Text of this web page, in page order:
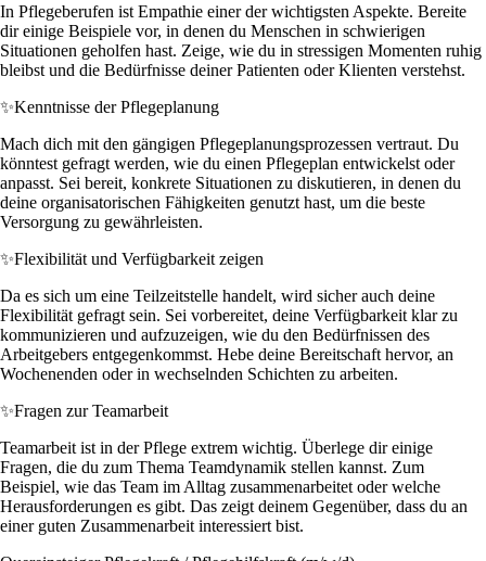
In Pflegeberufen ist Empathie einer der wichtigsten Aspekte. Bereite
dir einige Beispiele vor, in denen du Menschen in schwierigen
Situationen geholfen hast. Zeige, wie du in stressigen Momenten ruhig
bleibst und die Bedürfnisse deiner Patienten oder Klienten verstehst.
✨Kenntnisse der Pflegeplanung
Mach dich mit den gängigen Pflegeplanungsprozessen vertraut. Du
könntest gefragt werden, wie du einen Pflegeplan entwickelst oder
anpasst. Sei bereit, konkrete Situationen zu diskutieren, in denen du
deine organisatorischen Fähigkeiten genutzt hast, um die beste
Versorgung zu gewährleisten.
✨Flexibilität und Verfügbarkeit zeigen
Da es sich um eine Teilzeitstelle handelt, wird sicher auch deine
Flexibilität gefragt sein. Sei vorbereitet, deine Verfügbarkeit klar zu
kommunizieren und aufzuzeigen, wie du den Bedürfnissen des
Arbeitgebers entgegenkommst. Hebe deine Bereitschaft hervor, an
Wochenenden oder in wechselnden Schichten zu arbeiten.
✨Fragen zur Teamarbeit
Teamarbeit ist in der Pflege extrem wichtig. Überlege dir einige
Fragen, die du zum Thema Teamdynamik stellen kannst. Zum
Beispiel, wie das Team im Alltag zusammenarbeitet oder welche
Herausforderungen es gibt. Das zeigt deinem Gegenüber, dass du an
einer guten Zusammenarbeit interessiert bist.